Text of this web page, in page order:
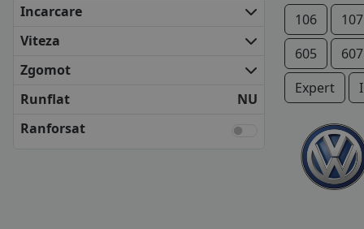
DEBICA
FIRESTONE
KLEBER
KUMHO
NEXEN
Incarcare
Viteza
Zgomot
Runflat
NU
Ranforsat
106 107
605
607
Expert